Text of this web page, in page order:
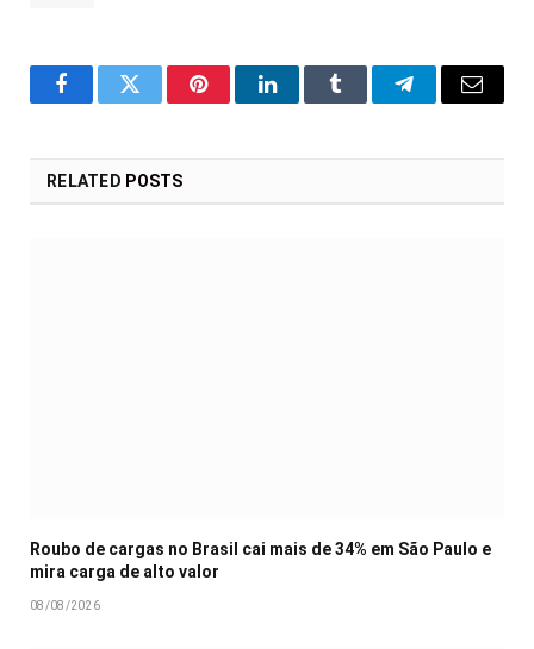
FacebookTwitter PinterestLinkedInTumblr TelegramEmail
RELATED POSTS
Roubo de cargas no Brasil cai mais de 34% em São Paulo e
mira carga de alto valor
08/08/2026